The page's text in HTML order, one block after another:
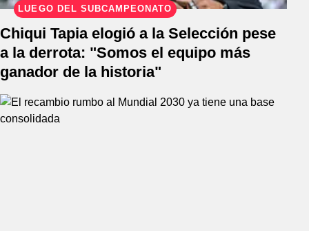
LUEGO DEL SUBCAMPEONATO
Chiqui Tapia elogió a la Selección pese
a la derrota: "Somos el equipo más
ganador de la historia"